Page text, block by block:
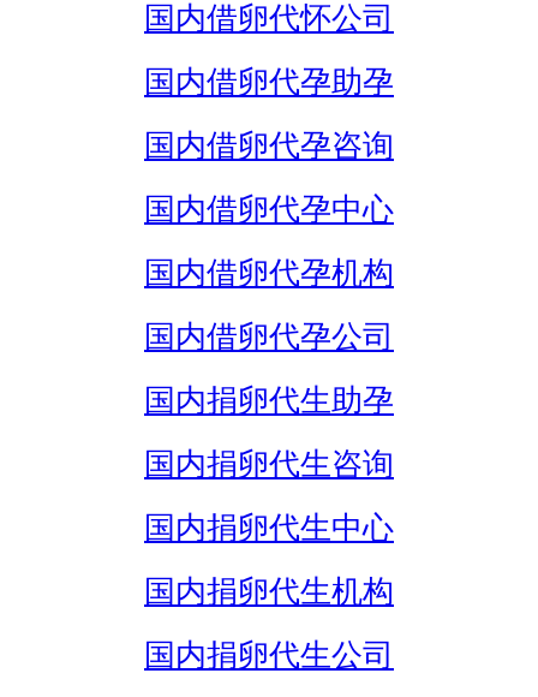
国内借卵代怀公司
国内借卵代孕助孕
国内借卵代孕咨询
国内借卵代孕中心
国内借卵代孕机构
国内借卵代孕公司
国内捐卵代生助孕
国内捐卵代生咨询
国内捐卵代生中心
国内捐卵代生机构
国内捐卵代生公司